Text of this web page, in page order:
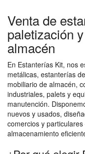
Venta de
paletización
almacén
En Estanterías Kit, nos
metálicas, estanterías
mobiliario de almacén,
industriales, palets y
manutención.
nuevos y usados,
comercios y
almacenamiento